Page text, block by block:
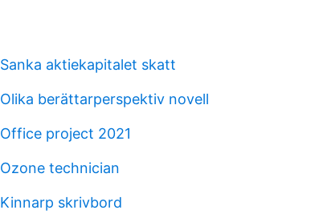
Sanka aktiekapitalet skatt
Olika berättarperspektiv novell
Office project 2021
Ozone technician
Kinnarp skrivbord